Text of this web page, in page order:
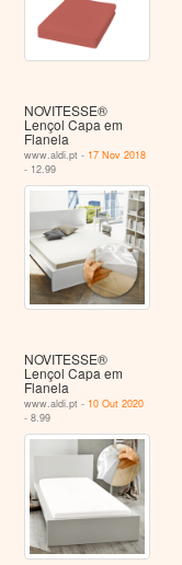
NOVITESSE®
Lençol Capa em
Flanela
www.aldi.pt - 17 Nov 2018
- 12.99
NOVITESSE®
Lençol Capa em
Flanela
www.aldi.pt - 10 Out 2020
- 8.99